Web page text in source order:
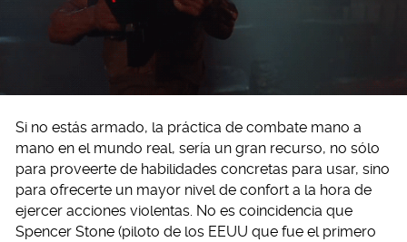
Si no estás armado, la práctica de combate mano a
mano en el mundo real, sería un gran recurso, no sólo
para proveerte de habilidades concretas para usar, sino
para ofrecerte un mayor nivel de confort a la hora de
ejercer acciones violentas. No es coincidencia que
Spencer Stone (piloto de los EEUU que fue el primero